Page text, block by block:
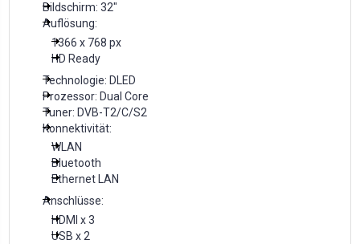
Bildschirm: 32"
Auflösung:
1366 x 768 px
HD Ready
Technologie: DLED
Prozessor: Dual Core
Tuner: DVB-T2/C/S2
Konnektivität:
WLAN
Bluetooth
Ethernet LAN
Anschlüsse:
HDMI x 3
USB x 2